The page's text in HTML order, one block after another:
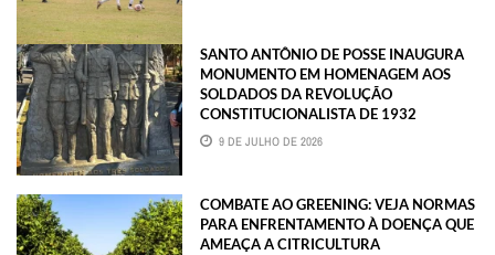
SANTO ANTÔNIO DE POSSE INAUGURA
MONUMENTO EM HOMENAGEM AOS
SOLDADOS DA REVOLUÇÃO
CONSTITUCIONALISTA DE 1932
9 DE JULHO DE 2026
COMBATE AO GREENING: VEJA NORMAS
PARA ENFRENTAMENTO À DOENÇA QUE
AMEAÇA A CITRICULTURA